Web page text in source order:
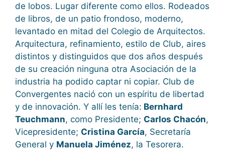
de lobos. Lugar diferente como ellos. Rodeados
de libros, de un patio frondoso, moderno,
levantado en mitad del Colegio de Arquitectos.
Arquitectura, refinamiento, estilo de Club, aires
distintos y distinguidos que dos años después
de su creación ninguna otra Asociación de la
industria ha podido captar ni copiar. Club de
Convergentes nació con un espíritu de libertad
y de innovación. Y allí les tenía: Bernhard
Teuchmann, como Presidente; Carlos Chacón,
Vicepresidente; Cristina García, Secretaría
General y Manuela Jiménez, la Tesorera.